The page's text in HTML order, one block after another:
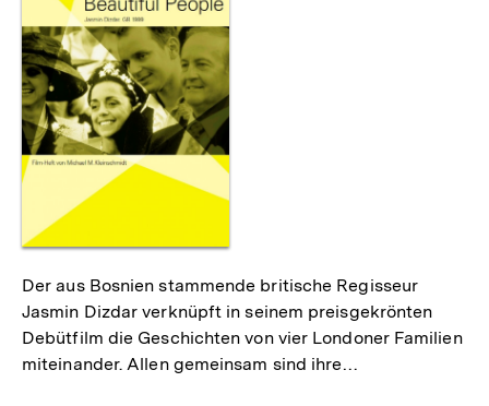
Der aus Bosnien stammende britische Regisseur
Jasmin Dizdar verknüpft in seinem preisgekrönten
Debütfilm die Geschichten von vier Londoner Familien
miteinander. Allen gemeinsam sind ihre…